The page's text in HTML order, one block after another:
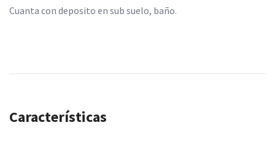
Cuanta con deposito en sub suelo, baño.
Características